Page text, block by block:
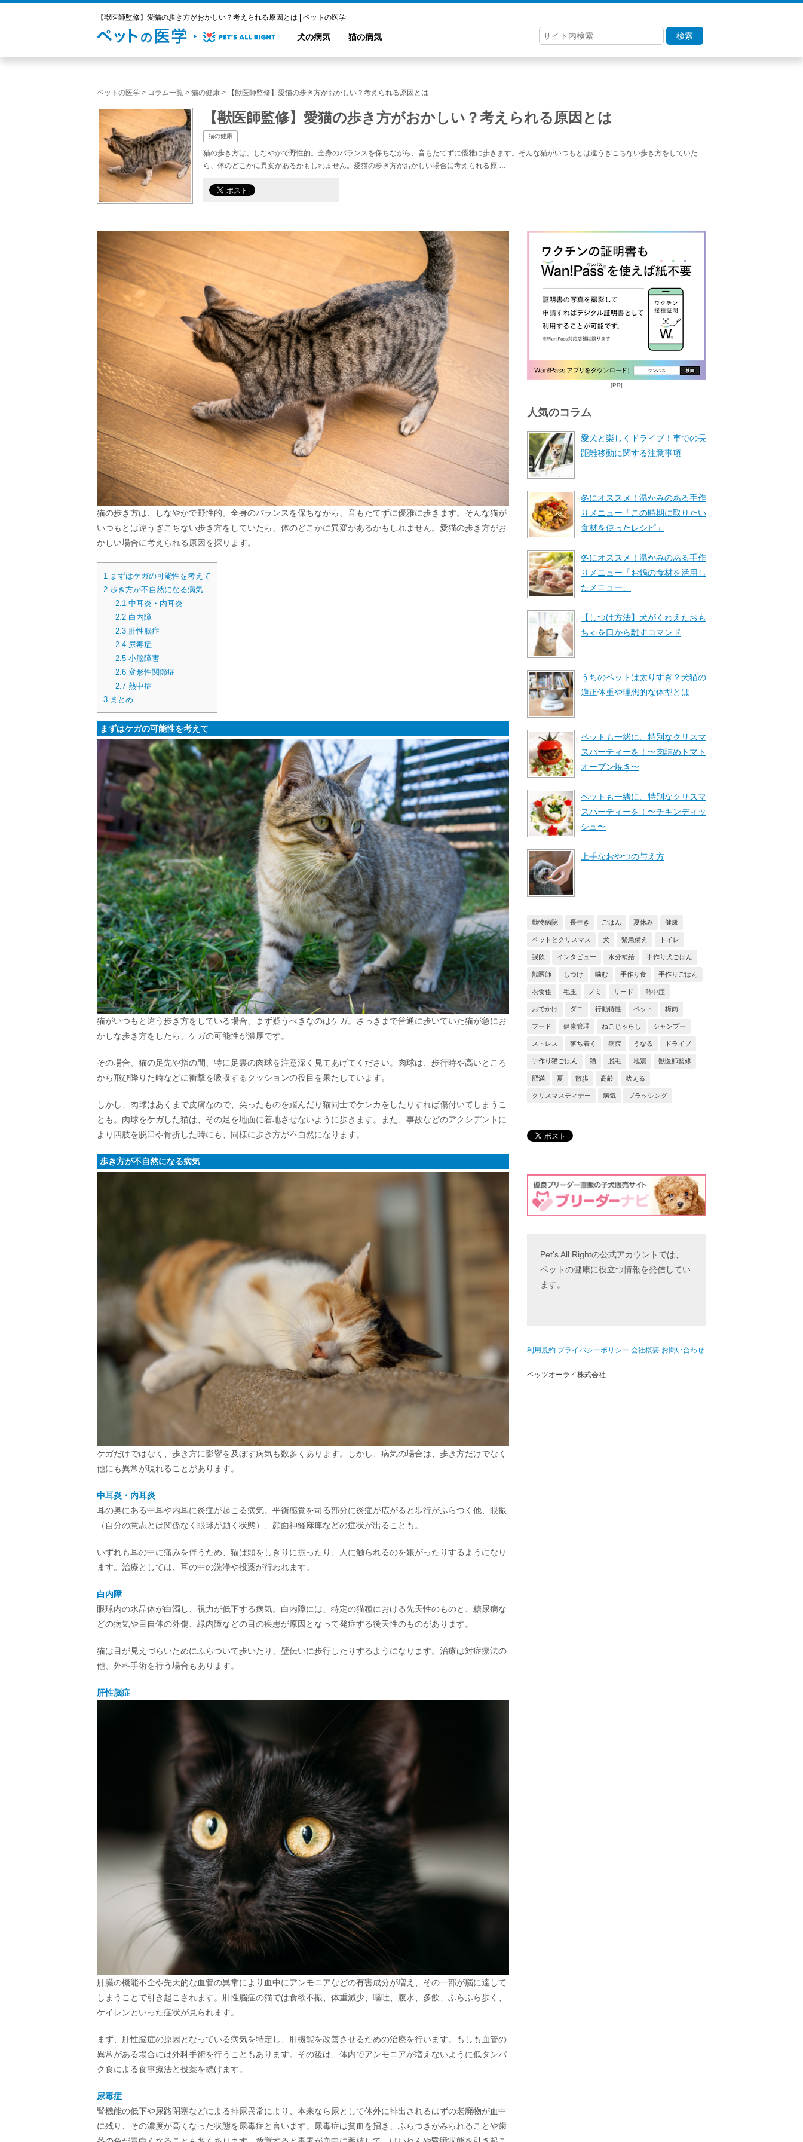
【獣医師監修】愛猫の歩き方がおかしい？考えられる原因とは | ペットの医学
犬の病気 猫の病気 検索
ペットの医学 > コラム一覧 > 猫の健康 > 【獣医師監修】愛猫の歩き方がおかしい？考えられる原因とは
【獣医師監修】愛猫の歩き方がおかしい？考えられる原因とは
猫の健康
猫の歩き方は、しなやかで野性的。全身のバランスを保ちながら、音もたてずに優雅に歩きます。そんな猫がいつもとは違うぎこちない歩き方をしていた
ら、体のどこかに異変があるかもしれません。愛猫の歩き方がおかしい場合に考えられる原 …
猫の歩き方は、しなやかで野性的。全身のバランスを保ちながら、音もたてずに優雅に歩きます。そんな猫が
いつもとは違うぎこちない歩き方をしていたら、体のどこかに異変があるかもしれません。愛猫の歩き方がお
かしい場合に考えられる原因を探ります。
1 まずはケガの可能性を考えて
2 歩き方が不自然になる病気
2.1中耳炎・内耳炎
2.2白内障
2.3肝性脳症
2.4尿毒症
2.5小脳障害
2.6変形性関節症
2.7熱中症
3 まとめ
まずはケガの可能性を考えて
猫がいつもと違う歩き方をしている場合、まず疑うべきなのはケガ。さっきまで普通に歩いていた猫が急にお
かしな歩き方をしたら、ケガの可能性が濃厚です。
その場合、猫の足先や指の間、特に足裏の肉球を注意深く見てあげてください。肉球は、歩行時や高いところ
から飛び降りた時などに衝撃を吸収するクッションの役目を果たしています。
しかし、肉球はあくまで皮膚なので、尖ったものを踏んだり猫同士でケンカをしたりすれば傷付いてしまうこ
とも。肉球をケガした猫は、その足を地面に着地させないように歩きます。また、事故などのアクシデントに
より四肢を脱臼や骨折した時にも、同様に歩き方が不自然になります。
歩き方が不自然になる病気
ケガだけではなく、歩き方に影響を及ぼす病気も数多くあります。しかし、病気の場合は、歩き方だけでなく
他にも異常が現れることがあります。
中耳炎・内耳炎
耳の奥にある中耳や内耳に炎症が起こる病気。平衡感覚を司る部分に炎症が広がると歩行がふらつく他、眼振
（自分の意志とは関係なく眼球が動く状態）、顔面神経麻痺などの症状が出ることも。
いずれも耳の中に痛みを伴うため、猫は頭をしきりに振ったり、人に触られるのを嫌がったりするようになり
ます。治療としては、耳の中の洗浄や投薬が行われます。
白内障
眼球内の水晶体が白濁し、視力が低下する病気。白内障には、特定の猫種における先天性のものと、糖尿病な
どの病気や目自体の外傷、緑内障などの目の疾患が原因となって発症する後天性のものがあります。
猫は目が見えづらいためにふらついて歩いたり、壁伝いに歩行したりするようになります。治療は対症療法の
他、外科手術を行う場合もあります。
肝性脳症
肝臓の機能不全や先天的な血管の異常により血中にアンモニアなどの有害成分が増え、その一部が脳に達して
しまうことで引き起こされます。肝性脳症の猫では食欲不振、体重減少、嘔吐、腹水、多飲、ふらふら歩く、
ケイレンといった症状が見られます。
まず、肝性脳症の原因となっている病気を特定し、肝機能を改善させるための治療を行います。もしも血管の
異常がある場合には外科手術を行うこともあります。その後は、体内でアンモニアが増えないように低タンパ
ク食による食事療法と投薬を続けます。
尿毒症
腎機能の低下や尿路閉塞などによる排尿異常により、本来なら尿として体外に排出されるはずの老廃物が血中
に残り、その濃度が高くなった状態を尿毒症と言います。尿毒症は貧血を招き、ふらつきがみられることや歯
[PR]
人気のコラム
愛犬と楽しくドライブ！車での長
距離移動に関する注意事項
冬にオススメ！温かみのある手作
りメニュー「この時期に取りたい
食材を使ったレシピ」
冬にオススメ！温かみのある手作
りメニュー「お鍋の食材を活用し
たメニュー」
【しつけ方法】犬がくわえたおも
ちゃを口から離すコマンド
うちのペットは太りすぎ？犬猫の
適正体重や理想的な体型とは
ペットも一緒に、特別なクリスマ
スパーティーを！〜肉詰めトマト
オーブン焼き〜
ペットも一緒に、特別なクリスマ
スパーティーを！〜チキンディッ
シュ〜
上手なおやつの与え方
動物病院 長生き ごはん 夏休み 健康
ペットとクリスマス 犬 緊急備え トイレ
誤飲 インタビュー 水分補給 手作り犬ごはん
獣医師 しつけ 噛む 手作り食 手作りごはん
衣食住 毛玉 ノミ リード 熱中症
おでかけ ダニ 行動特性 ペット 梅雨
フード 健康管理 ねこじゃらし シャンプー
ストレス 落ち着く 病院 うなる ドライブ
手作り猫ごはん 猫 脱毛 地震 獣医師監修
肥満 夏 散歩 高齢 吠える
クリスマスディナー 病気 ブラッシング
Pet's All Rightの公式アカウントでは、
ペットの健康に役立つ情報を発信してい
ます。
利用規約 プライバシーポリシー 会社概要 お問い合わせ
ペッツオーライ株式会社